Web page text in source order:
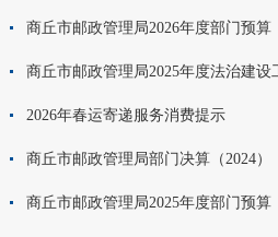
商丘市邮政管理局2026年度部门预算
商丘市邮政管理局2025年度法治建设
2026年春运寄递服务消费提示
商丘市邮政管理局部门决算（2024）
商丘市邮政管理局2025年度部门预算